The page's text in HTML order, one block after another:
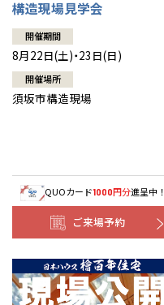
構造現場見学会
開催期間
8月22日(土)・23日(日)
開催場所
須坂市構造現場
QUOカード1000円分進呈中！
ご来場予約